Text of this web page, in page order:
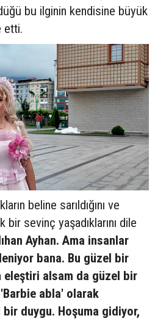
bu ilginin kendisine büyük
etti.
beline sarıldığını ve
sevinç yaşadıklarını dile
Ayhan. Ama insanlar
bana. Bu güzel bir
eleştiri alsam da güzel bir
abla' olarak
duygu. Hoşuma gidiyor,